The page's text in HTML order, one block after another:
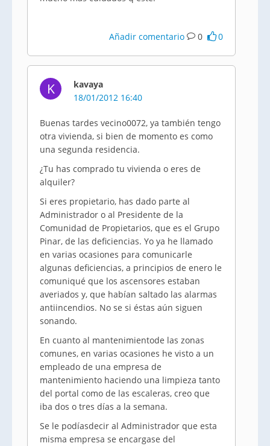
Añadir comentario 0 0
K
kavaya
18/01/2012 16:40
Buenas tardes vecino0072, ya también tengo
otra vivienda, si bien de momento es como
una segunda residencia.
¿Tu has comprado tu vivienda o eres de
alquiler?
Si eres propietario, has dado parte al
Administrador o al Presidente de la
Comunidad de Propietarios, que es el Grupo
Pinar, de las deficiencias. Yo ya he llamado
en varias ocasiones para comunicarle
algunas deficiencias, a principios de enero le
comuniqué que los ascensores estaban
averiados y, que habían saltado las alarmas
antiincendios. No se si éstas aún siguen
sonando.
En cuanto al mantenimientode las zonas
comunes, en varias ocasiones he visto a un
empleado de una empresa de
mantenimiento haciendo una limpieza tanto
del portal como de las escaleras, creo que
iba dos o tres días a la semana.
Se le podíasdecir al Administrador que esta
misma empresa se encargase del